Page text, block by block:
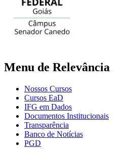
Menu de Relevância
Nossos Cursos
Cursos EaD
IFG em Dados
Documentos Institucionais
Transparência
Banco de Notícias
PGD